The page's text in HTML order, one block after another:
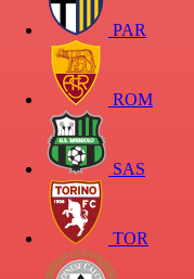
PAR
ROM
SAS
TOR